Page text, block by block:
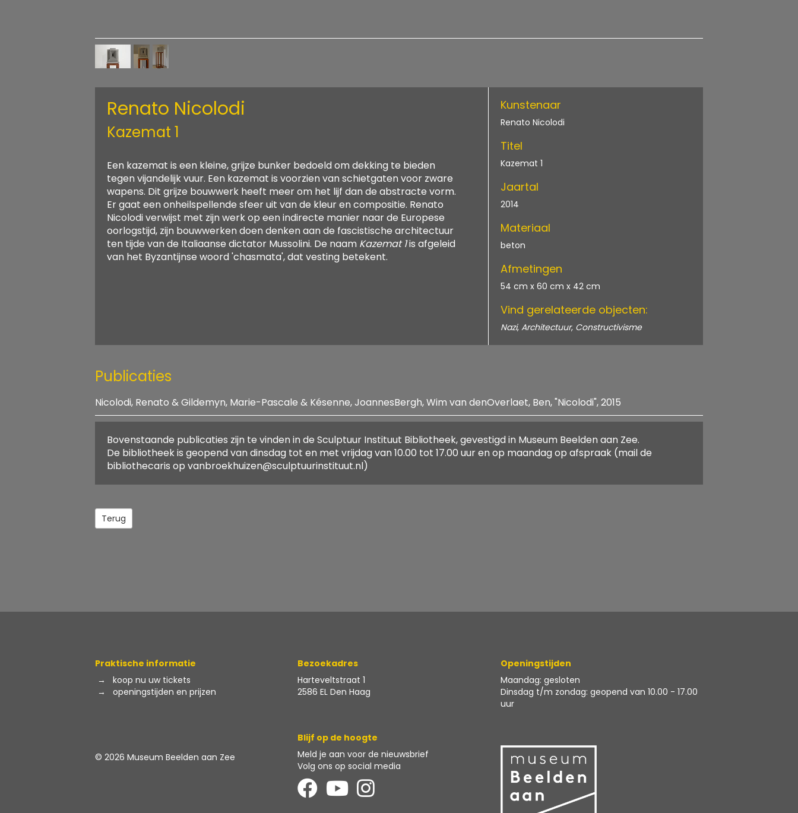
Renato Nicolodi
Kazemat 1
Een kazemat is een kleine, grijze bunker bedoeld om dekking te bieden
tegen vijandelijk vuur. Een kazemat is voorzien van schietgaten voor zware
wapens. Dit grijze bouwwerk heeft meer om het lijf dan de abstracte vorm.
Er gaat een onheilspellende sfeer uit van de kleur en compositie. Renato
Nicolodi verwijst met zijn werk op een indirecte manier naar de Europese
oorlogstijd, zijn bouwwerken doen denken aan de fascistische architectuur
ten tijde van de Italiaanse dictator Mussolini. De naam Kazemat 1is afgeleid
van het Byzantijnse woord 'chasmata', dat vesting betekent.
Kunstenaar
Renato Nicolodi
Titel
Kazemat 1
Jaartal
2014
Materiaal
beton
Afmetingen
54 cm x 60 cm x 42 cm
Vind gerelateerde objecten:
Nazi, Architectuur, Constructivisme
Publicaties
Nicolodi, Renato & Gildemyn, Marie-Pascale & Késenne, JoannesBergh, Wim van denOverlaet, Ben, "Nicolodi", 2015
Titel:
"Nicolodi"
Auteurs:
Nicolodi, Renato & Gildemyn, Marie-Pascale & Késenne, JoannesBergh, Wim van denOverlaet, Ben
Jaar van uitgave: 2015
Aantal pagina's:
323
ISBN:
9789491775925
uitgave:
Bovenstaande publicaties zijn te vinden in de Sculptuur Instituut Bibliotheek, gevestigd in Museum Beelden aan Zee.
De bibliotheek is geopend van dinsdag tot en met vrijdag van 10.00 tot 17.00 uur en op maandag op afspraak (mail de
bibliothecaris op vanbroekhuizen@sculptuurinstituut.nl)
Terug
Praktische informatie
→ koop nu uw tickets
→ openingstijden en prijzen
© 2026 Museum Beelden aan Zee
Bezoekadres
Harteveltstraat 1
2586 EL Den Haag
Blijf op de hoogte
Meld je aan voorde nieuwsbrief
Volg ons op social media
Openingstijden
Maandag: gesloten
Dinsdag t/m zondag: geopend van 10.00 - 17.00
uur